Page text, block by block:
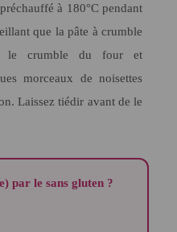
que la pâte à crumble
le crumble du four et
morceaux de noisettes
Laissez tiédir avant de le
par le sans gluten ?